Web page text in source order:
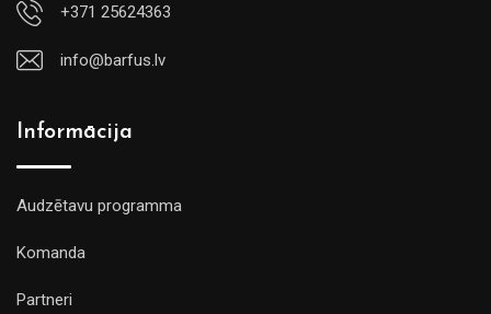
+371 25624363
info@barfus.lv
Informācija
Audzētavu programma
Komanda
Partneri